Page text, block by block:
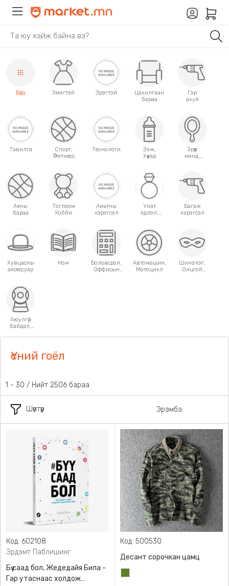
Бүгд Эмэгтэй Эрэгтэй
Цахилгаан
бараа
Гэр
ахуй
Тавилга
Спорт,
Фитнесс
Технологи
Ээж,
Хүүхэд
Эрүүл
мэнд,
Аяны
бараа
Тоглоом
Хобби
Амьтны
хэрэгсэл
Үнэт
эдлэл,
Багаж
хэрэгсэл
Хувцасны
аксессуар
Ном
Боловсрол,
Оффисын
Автомашин,
Мотоцикл
Шинэлэг,
Онцгой
Аюулгүй
байдал,
Үсний гоёл
Шүүлтүүр
1 - 30 / Нийт 2506 бараа
Эрэмбэ:
Код: 602108
Эрдэмт Паблишинг
Бүү саад бол, Жедедайя Била -
Гар утаснаас холдож
Код: 500530
Десант сорочкан цамц